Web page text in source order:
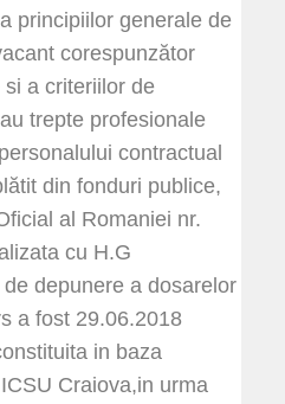
principiilor generale de
corespunzător
a criteriilor de
trepte profesionale
contractual
din fonduri publice,
al Romaniei nr.
cu H.G
depunere a dosarelor
a fost 29.06.2018
in baza
Craiova,in urma